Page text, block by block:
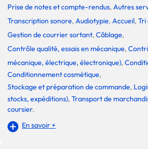
Prise de notes et compte-rendus, Autres
Transcription sonore, Audiotypie, Accueil,
Gestion de courrier sortant, Câblage,
Contrôle qualité, essais en mécanique,
mécanique, électrique, électronique),
Conditionnement cosmétique,
Stockage et préparation de commande,
stocks, expéditions), Transport de
coursier.
En savoir +